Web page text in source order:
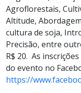
Agroflorestais,
Altitude,
cultura de soja,
Precisão, entre
R$ 20. As
do evento no
https://